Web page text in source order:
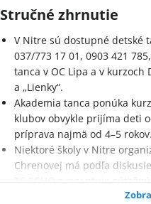
Stručné zhrnutie
V Nitre sú dostupné detské
037/773 17 01, 0903 421
tanca v OC Lipa a v kurzoch
a „Lienky“.
Akademia tanca ponúka
klubov obvykle prijíma deti
príprava najmä od 4–5 rokov.
Niektoré školy v Nitre
Chrenovej má podľa